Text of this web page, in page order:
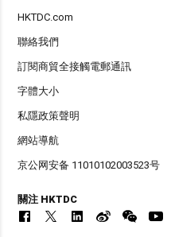
HKTDC.com
聯絡我們
訂閱商貿全接觸電郵通訊
字體大小
私隱政策聲明
網站導航
京公网安备 11010102003523号
關注 HKTDC